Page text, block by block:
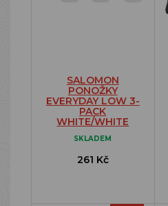
SALOMON
PONOŽKY
EVERYDAY LOW 3-
PACK
WHITE/WHITE
SKLADEM
261 Kč